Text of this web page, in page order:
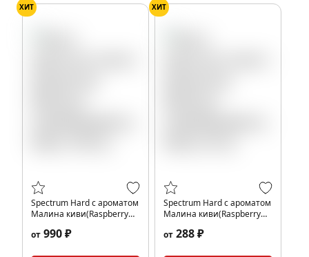
ХИТ
Spectrum Hard с ароматом
Малина киви(Raspberry
от 990 ₽
ХИТ
Spectrum Hard с ароматом
Малина киви(Raspberry
от 288 ₽